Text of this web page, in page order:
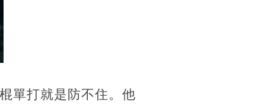
單打就是防不住。他